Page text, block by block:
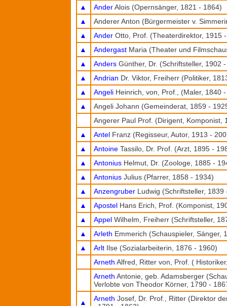
▲
AnderAlois (Opernsänger, 1821 - 1864)
▲
Anderer Anton (Bürgermeister v.
▲
Ander Otto, Prof. (Theaterdirektor, 1915
▲
Andergast Maria (Theater und
▲
Anders Günther, Dr. (Schriftsteller, 1902
▲
Andrian Dr. Viktor, Freiherr (Politiker,
▲
Angeli Heinrich, von, Prof., (Maler, 1840
▲
Angeli Johann (Gemeinderat, 1859 -
Angerer Paul Prof. (Dirigent, Komponist,
▲
Antel Franz (Regisseur, Autor, 1913 -
▲
Antoine Tassilo, Dr. Prof. (Arzt, 1895 -
▲
Antonius Helmut, Dr. (Zoologe, 1885 -
▲
Antonius Julius (Pfarrer, 1858 - 1934)
▲
Anzengruber Ludwig (Schriftsteller, 1839
▲
Apostel Hans Erich, Prof. (Komponist,
▲
Appel Wilhelm, Freiherr (Schriftsteller,
▲
Arleth Emmerich (Schauspieler, Sänger,
▲
Arlt Ilse (Sozialarbeiterin, 1876 - 1960)
Arneth Alfred, Ritter von, Prof. (
Arneth Antonie, geb. Adamsberger
Verlobte von Theodor Körner, 1790 -
▲ Arneth Josef, Dr. Prof., Ritter (Direktor